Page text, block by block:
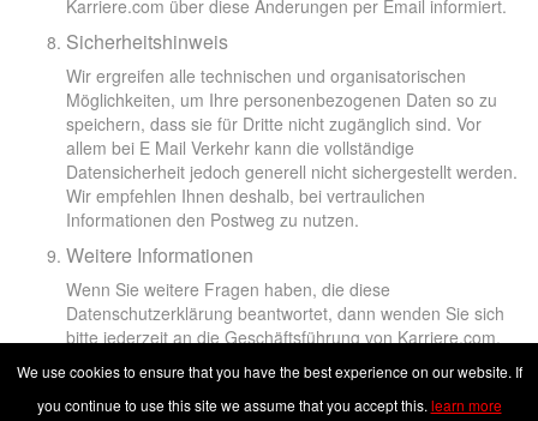
Karriere.com über diese Änderungen per Email informiert.
Sicherheitshinweis
Wir ergreifen alle technischen und organisatorischen
Möglichkeiten, um Ihre personenbezogenen Daten so zu
speichern, dass sie für Dritte nicht zugänglich sind. Vor
allem bei E Mail Verkehr kann die vollständige
Datensicherheit jedoch generell nicht sichergestellt werden.
Wir empfehlen Ihnen deshalb, bei vertraulichen
Informationen den Postweg zu nutzen.
Weitere Informationen
Wenn Sie weitere Fragen haben, die diese
Datenschutzerklärung beantwortet, dann wenden Sie sich
bitte jederzeit an die Geschäftsführung von Karriere.com,
um weitere Informationen zu erhalten. Die Anschrift finden
Sie unter Impressum.
We use cookies to ensure that you have the best experience on our website. If
you continue to use this site we assume that you accept this. learn more